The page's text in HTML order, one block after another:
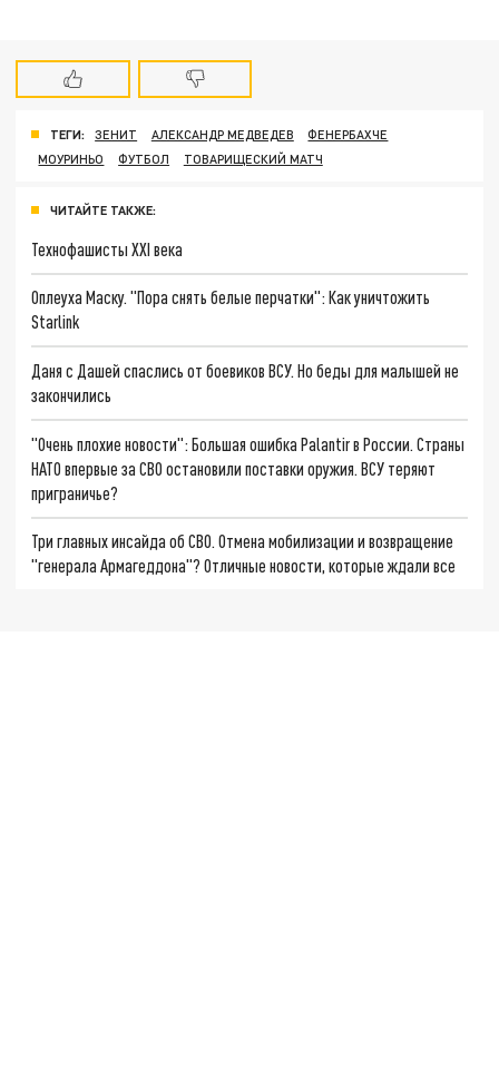
ТЕГИ: ЗЕНИТ АЛЕКСАНДР МЕДВЕДЕВ
ФЕНЕРБАХЧЕ
МОУРИНЬО
ФУТБОЛ ТОВАРИЩЕСКИЙ МАТЧ
ЧИТАЙТЕ ТАКЖЕ:
Технофашисты XXI века
Оплеуха Маску. "Пора снять белые перчатки": Как уничтожить
Starlink
Даня с Дашей спаслись от боевиков ВСУ. Но беды для малышей не
закончились
"Очень плохие новости": Большая ошибка Palantir в России. Страны
НАТО впервые за СВО остановили поставки оружия. ВСУ теряют
приграничье?
Три главных инсайда об СВО. Отмена мобилизации и возвращение
"генерала Армагеддона"? Отличные новости, которые ждали все